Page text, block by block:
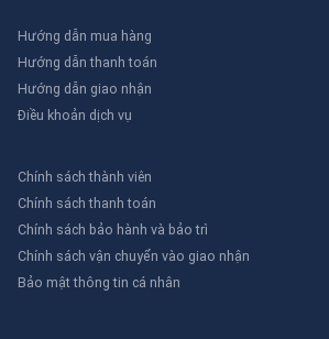
Hướng dẫn mua hàng
Hướng dẫn thanh toán
Hướng dẫn giao nhận
Điều khoản dịch vụ
Chính sách thành viên
Chính sách thanh toán
Chính sách bảo hành và bảo trì
Chính sách vận chuyển vào giao nhận
Bảo mật thông tin cá nhân